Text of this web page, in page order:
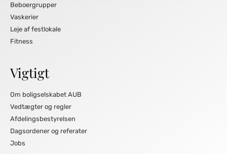
Beboergrupper
Vaskerier
Leje af festlokale
Fitness
Vigtigt
Om boligselskabet AUB
Vedtægter og regler
Afdelingsbestyrelsen
Dagsordener og referater
Jobs